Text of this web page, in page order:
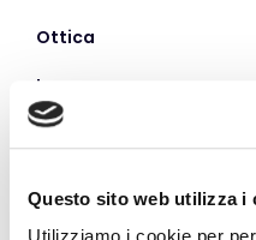
Questo sito web utilizza i
Ottica
Lumen
UGR
Dimensioni (mm)